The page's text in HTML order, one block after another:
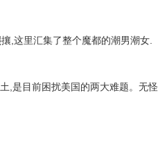
,这里汇集了整个魔都的潮男潮女.
,是目前困扰美国的两大难题。无怪